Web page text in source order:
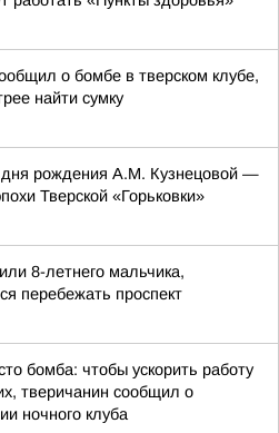
о бомбе в тверском клубе,
найти сумку
дня рождения А.М. Кузнецовой —
Тверской «Горьковки»
8-летнего мальчика,
перебежать проспект
бомба: чтобы ускорить работу
тверичанин сообщил о
ночного клуба